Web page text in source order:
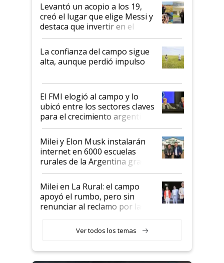
Levantó un acopio a los 19,
creó el lugar que elige Messi y
destaca que invertir en el
kirchnerismo era como "darle
plata a un hijo para droga":
Juan Félix Rossetti, el libertario
que de una dura crisis salió
de Milei
La confianza del campo sigue
alta, aunque perdió impulso
El FMI elogió al campo y lo
ubicó entre los sectores claves
para el crecimiento argentino
Milei y Elon Musk instalarán
internet en 6000 escuelas
rurales de la Argentina gracias
a un acuerdo con Starlink
Milei en La Rural: el campo
apoyó el rumbo, pero sin
renunciar al reclamo por las
Ver todos los temas